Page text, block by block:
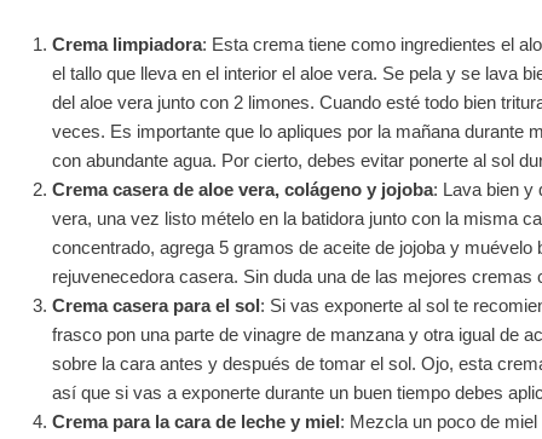
Crema limpiadora: Esta crema tiene como ingredientes el
el tallo que lleva en el interior el aloe vera. Se pela y se lava
del aloe vera junto con 2 limones. Cuando esté todo bien
veces. Es importante que lo apliques por la mañana durante
con abundante agua. Por cierto, debes evitar ponerte al sol
Crema casera de aloe vera, colágeno y jojoba: Lava bien y
vera, una vez listo mételo en la batidora junto con la misma
concentrado, agrega 5 gramos de aceite de jojoba y
rejuvenecedora casera. Sin duda una de las mejores cremas
Crema casera para el sol: Si vas exponerte al sol te
frasco pon una parte de vinagre de manzana y otra igual de
sobre la cara antes y después de tomar el sol. Ojo, esta
así que si vas a exponerte durante un buen tiempo debes
Crema para la cara de leche y miel: Mezcla un poco de